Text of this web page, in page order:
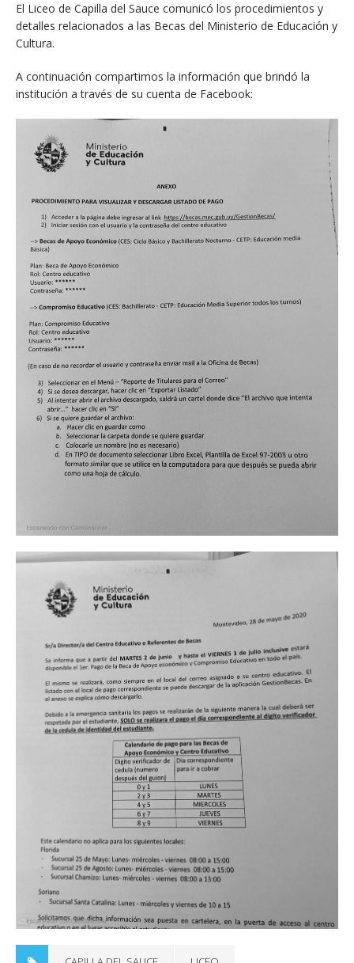
El Liceo de Capilla del Sauce comunicó los procedimientos y
detalles relacionados a las Becas del Ministerio de Educación y
Cultura.
A continuación compartimos la información que brindó la
institución a través de su cuenta de Facebook: